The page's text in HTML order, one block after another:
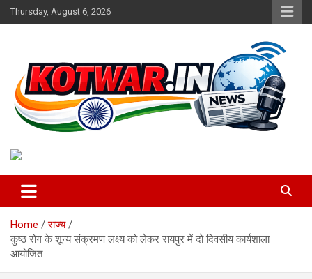
Skip
to
Thursday, August 6, 2026
kotwar.in
Home
राज्य
कुष्ठ रोग के शून्य संक्रमण लक्ष्य को लेकर रायपुर में दो दिवसीय कार्यशाला
आयोजित